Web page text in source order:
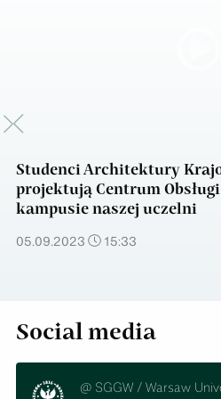
Poprzedni slajd
Studenci Architektury
projektują Centrum
kampusie naszej uczelni
Opis:
05.09.2023 15:33
Social media
@ SGGW / Warsaw